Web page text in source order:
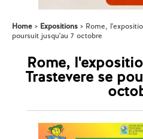
Home Expositions
Rome,
poursuit jusqu'au 7 octobre
Rome,
Trastevere se